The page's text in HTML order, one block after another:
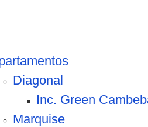
Diagonal
Inc. Green
Marquise